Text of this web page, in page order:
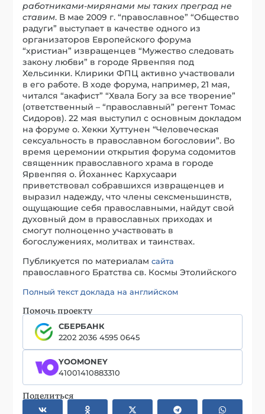
работниками-мирянами мы таких преград не
ставим. В мае 2009 г. “православное” “Общество
радуги” выступает в качестве одного из
организаторов Европейского форума
“христиан” извращенцев “Мужество следовать
закону любви” в городе Ярвенпяя под
Хельсинки. Клирики ФПЦ активно участвовали
в его работе. В ходе форума, например, 21 мая,
читался “акафист” “Хвала Богу за все творение”
(ответственный – “православный” регент Томас
Сидоров). 22 мая выступил с основным докладом
на форуме о. Хекки Хуттунен “Человеческая
сексуальность в православном богословии”. Во
время церемонии открытия форума содомитов
священник православного храма в городе
Ярвенпяя о. Йоханнес Кархусаари
приветствовал собравшихся извращенцев и
выразил надежду, что члены сексменьшинств,
ощущающие себя православными, найдут свой
духовный дом в православных приходах и
смогут полноценно участвовать в
богослужениях, молитвах и таинствах.
Публикуется по материаламсайта
православного Братства св. Космы Этолийского
Полный текст доклада на английском
Помочь проекту
СБЕРБАНК
2202 2036 4595 0645
YOOMONEY
41001410883310
Поделиться